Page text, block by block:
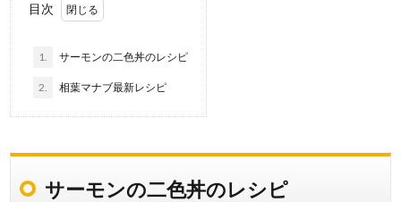
目次
1. サーモンの二色丼のレシピ
2. 相葉マナブ最新レシピ
サーモンの二色丼のレシピ